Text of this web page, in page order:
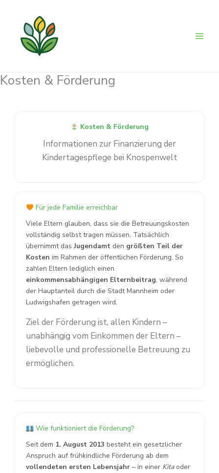
springen
Kosten & Förderung
Kosten & Förderung
Informationen zur Finanzierung der
Kindertagespflege bei Knospenwelt
Für jede Familie erreichbar
Viele Eltern glauben, dass sie die Betreuungskosten
vollständig selbst tragen müssen. Tatsächlich
übernimmt dasJugendamt den größten Teil der
Kosten im Rahmen der öffentlichen Förderung. So
zahlen Eltern lediglich einen
einkommensabhängigen Elternbeitrag, während
der Hauptanteil durch die Stadt Mannheim oder
Ludwigshafen getragen wird.
Ziel der Förderung ist, allen Kindern –
unabhängig vom Einkommen der Eltern –
liebevolle und professionelle Betreuung zu
ermöglichen.
Wie funktioniert die Förderung?
Seit dem 1. August 2013 besteht ein gesetzlicher
Anspruch auf frühkindliche Förderung ab dem
vollendeten ersten Lebensjahr – in einer Kitaoder